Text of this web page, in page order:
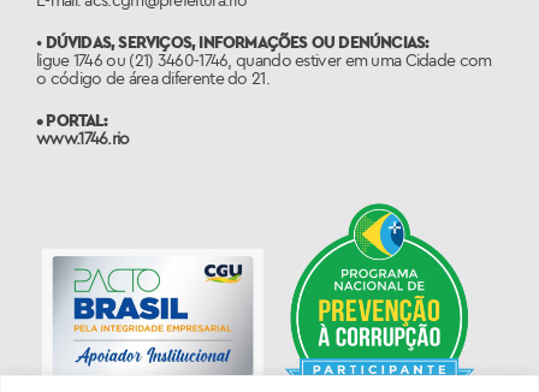
•DÚVIDAS, SERVIÇOS, INFORMAÇÕES OU DENÚNCIAS:
ligue 1746 ou (21) 3460-1746, quando estiver em uma Cidade com
o código de área diferente do 21.
• PORTAL:
www.1746.rio